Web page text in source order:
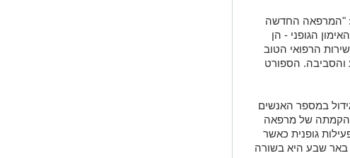
"המרפאה החדשה
הגופני - הן
הרפואי הטוב
והסביבה. הספורט
במספר האנשים
בהקמתה של מרפאה
גופנית כאשר
שבע היא בשורה